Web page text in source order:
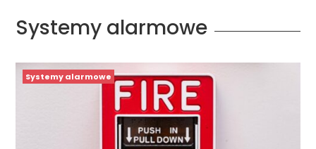
Systemy alarmowe
Systemy alarmowe